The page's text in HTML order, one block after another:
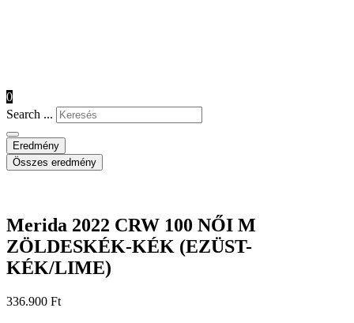
0
Search ...
Eredmény
Összes eredmény
Merida 2022 CRW 100 NŐI M
ZÖLDESKÉK-KÉK (EZÜST-
KÉK/LIME)
336.900 Ft